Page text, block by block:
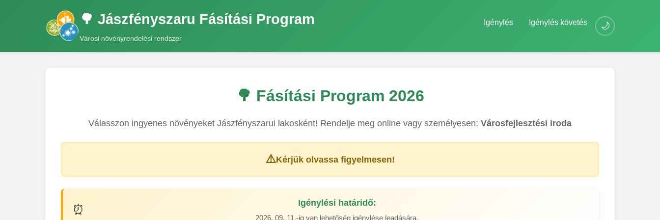
🌳 Jászfényszaru Fásítási Program
Városi növényrendelési rendszer
Igénylés Igénylés követés 🌙
🌳 Fásítási Program 2026
Válasszon ingyenes növényeket Jászfényszarui lakosként! Rendelje meg online vagy személyesen: Városfejlesztési iroda
⚠️Kérjük olvassa figyelmesen!
⏰
Igénylési határidő:
2026. 09. 11.-ig van lehetőség igénylése leadására.